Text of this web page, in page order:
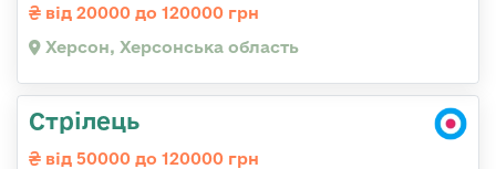
від 20000 до 120000 грн
Херсон, Херсонська область
Стрілець
від 50000 до 120000 грн